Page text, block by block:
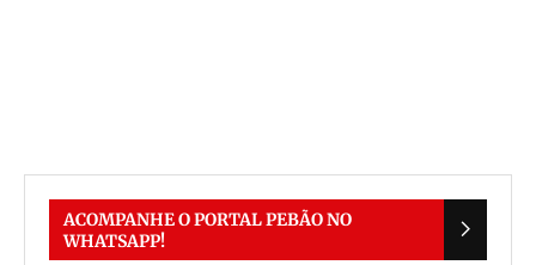
ACOMPANHE O PORTAL PEBÃO NO
WHATSAPP!